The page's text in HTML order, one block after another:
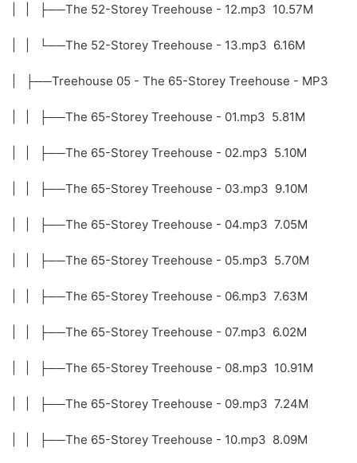
| | ├──The 52-Storey Treehouse - 12.mp3 10.57M
| | └──The 52-Storey Treehouse - 13.mp3 6.16M
| ├──Treehouse 05 - The 65-Storey Treehouse - MP3
| | ├──The 65-Storey Treehouse - 01.mp3 5.81M
| | ├──The 65-Storey Treehouse - 02.mp3 5.10M
| | ├──The 65-Storey Treehouse - 03.mp3 9.10M
| | ├──The 65-Storey Treehouse - 04.mp3 7.05M
| | ├──The 65-Storey Treehouse - 05.mp3 5.70M
| | ├──The 65-Storey Treehouse - 06.mp3 7.63M
| | ├──The 65-Storey Treehouse - 07.mp3 6.02M
| | ├──The 65-Storey Treehouse - 08.mp3 10.91M
| | ├──The 65-Storey Treehouse - 09.mp3 7.24M
| | ├──The 65-Storey Treehouse - 10.mp3 8.09M